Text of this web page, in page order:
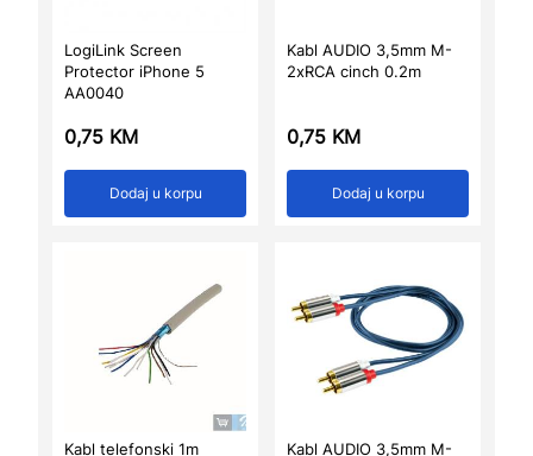
LogiLink Screen
Protector iPhone 5
AA0040
0,75 KM
Dodaj u korpu
Kabl AUDIO 3,5mm M-
2xRCA cinch 0.2m
0,75 KM
Dodaj u korpu
Kabl telefonski 1m
Kabl AUDIO 3,5mm M-